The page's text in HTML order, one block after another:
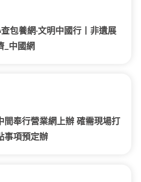
包養網·文明中國行丨非遺展
_中國網
間奉行營業網上辦 確需現場打
事項預定辦